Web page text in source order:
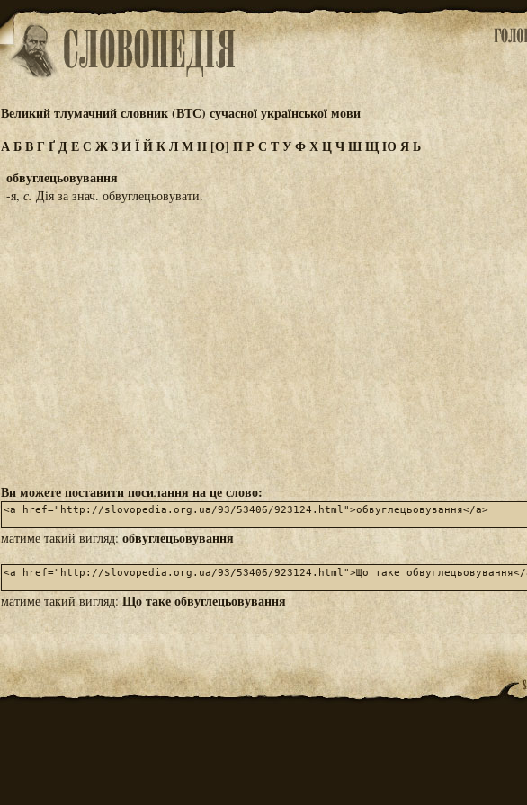
Великий тлумачний словник (ВТС) сучасної української мови
АБВГҐДЕЄ ЖЗИЇЙКЛМН[О] ПРС ТУФХЦЧШЩЮ ЯЬ
обвуглецьовування
-я,с. Дія за знач. обвуглецьовувати.
Ви можете поставити посилання на це слово:
матиме такий вигляд: обвуглецьовування
матиме такий вигляд:Що таке обвуглецьовування